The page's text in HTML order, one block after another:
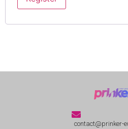
contact@prinker-